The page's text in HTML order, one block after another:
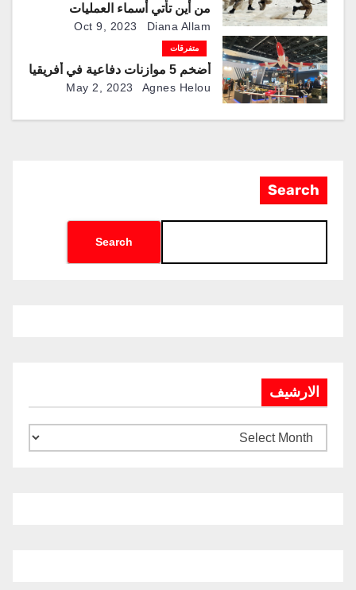
من أين تأتي أسماء العمليات
العسكرية وما سرها؟Oct 9, 2023 Diana Allam
متفرقات
أضخم 5 موازنات دفاعية في أفريقيا
May 2, 2023 Agnes Helou
Search
Search
الارشيف